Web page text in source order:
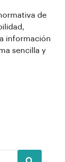
de
información
sencilla y